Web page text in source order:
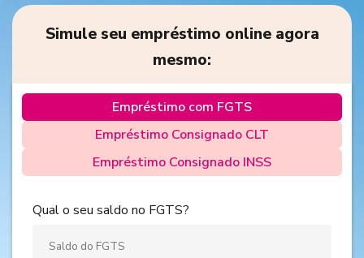
Simule seu empréstimo online agora
mesmo:
Empréstimo com FGTS
Empréstimo Consignado CLT
Empréstimo Consignado INSS
Qual o seu saldo no FGTS?